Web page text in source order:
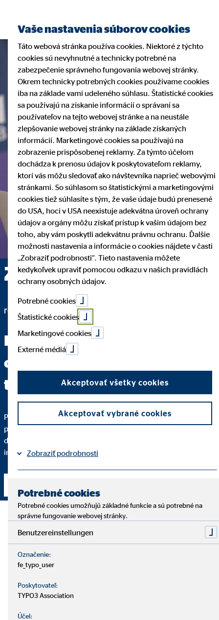
Zuzana Lác — Sereď
regionálna riaditeľka pre OVB Allfinanz Slovensko a.s.
Keď dokážete jasne položiť
otázku, máte za sebou dve
tretiny cesty k odpovedi.
Pre kvalitné finančné sprostredkovanie je dôležité, aby ste
pochopili každý krok. Podrobne vám vysvetlím, prečo vám
dané finančné riešenie odporúčam a do akej miery spĺňa vaše
individuálne požiadavky.
Vaše nastavenia súborov cookies
Táto webová stránka používa cookies. Niektoré z týchto
cookies sú nevyhnutné a technicky potrebné na
zabezpečenie správneho fungovania webovej stránky.
Okrem technicky potrebných cookies používame cookies
iba na základe vami udeleného súhlasu. Štatistické cookies
sa používajú na získanie informácií o správaní sa
používateľov na tejto webovej stránke a na neustále
zlepšovanie webovej stránky na základe získaných
informácií. Marketingové cookies sa používajú na
zobrazenie prispôsobenej reklamy. Za týmto účelom
dochádza k prenosu údajov k poskytovateľom reklamy,
ktorí vás môžu sledovať ako návštevníka naprieč webovými
stránkami. So súhlasom so štatistickými a marketingovými
cookies tiež súhlasíte s tým, že vaše údaje budú prenesené
do USA, hoci v USA neexistuje adekvátna úroveň ochrany
údajov a orgány môžu získať prístup k vašim údajom bez
toho, aby vám poskytli adekvátnu právnu ochranu. Ďalšie
možnosti nastavenia a informácie o cookies nájdete v časti
„Zobraziť podrobnosti“. Tieto nastavenia môžete
kedykoľvek upraviť pomocou odkazu v našich pravidlách
ochrany osobných údajov.
Potrebné cookies
Štatistické cookies
Marketingové cookies
Externé médiá
Akceptovať všetky cookies
Akceptovať vybrané cookies
Zobraziť podrobnosti
Potrebné cookies
Potrebné cookies umožňujú základné funkcie a sú potrebné na
správne fungovanie webovej stránky.
Benutzereinstellungen
Označenie:
fe_typo_user
Poskytovateľ:
TYPO3 Association
Účel: